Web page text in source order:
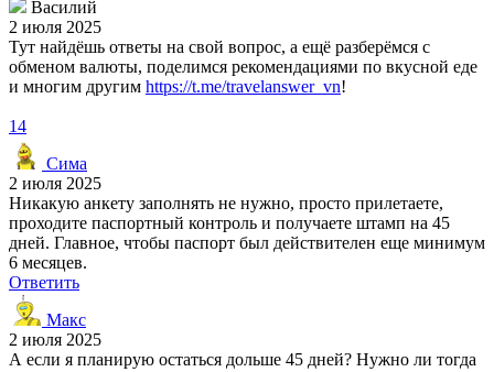
Василий
2 июля 2025
Тут найдёшь ответы на свой вопрос, а ещё разберёмся с
обменом валюты, поделимся рекомендациями по вкусной еде
и многим другим https://t.me/travelanswer_vn!
14
Сима
2 июля 2025
Никакую анкету заполнять не нужно, просто прилетаете,
проходите паспортный контроль и получаете штамп на 45
дней. Главное, чтобы паспорт был действителен еще минимум
6 месяцев.
Ответить
Макс
2 июля 2025
А если я планирую остаться дольше 45 дней? Нужно ли тогда